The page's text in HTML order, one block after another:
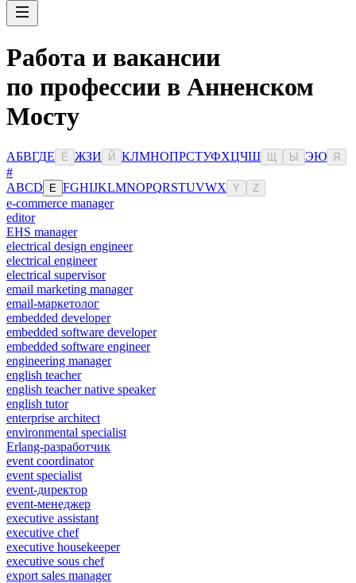
Работа и вакансии
по профессии в Анненском
Мосту
АБВГДЕ Ё ЖЗИ Й КЛМНОПРСТУФХЦЧШ Ы ЭЮ Я
#
ABCD E FGHIJKLMNOPQRSTUVWX Y Z
e-commerce manager
editor
EHS manager
electrical design engineer
electrical engineer
electrical supervisor
email marketing manager
email-маркетолог
embedded developer
embedded software developer
embedded software engineer
engineering manager
english teacher
english teacher native speaker
english tutor
enterprise architect
environmental specialist
Erlang-разработчик
event coordinator
event specialist
event-директор
event-менеджер
executive assistant
executive chef
executive housekeeper
executive sous chef
export sales manager